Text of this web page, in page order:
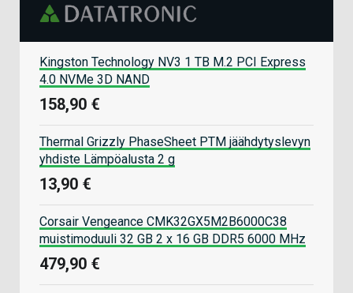
Kingston Technology NV3 1 TB M.2 PCI Express
4.0 NVMe 3D NAND
158,90 €
Thermal Grizzly PhaseSheet PTM jäähdytyslevyn
yhdiste Lämpöalusta 2 g
13,90 €
Corsair Vengeance CMK32GX5M2B6000C38
muistimoduuli 32 GB 2 x 16 GB DDR5 6000 MHz
479,90 €